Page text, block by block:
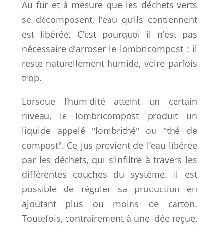
Au fur et à mesure que les déchets verts
se décomposent, l’eau qu’ils contiennent
est libérée. C’est pourquoi il n’est pas
nécessaire d’arroser le lombricompost : il
reste naturellement humide, voire parfois
trop.
Lorsque l’humidité atteint un certain
niveau, le lombricompost produit un
liquide appelé "lombrithé" ou "thé de
compost". Ce jus provient de l’eau libérée
par les déchets, qui s’infiltre à travers les
différentes couches du système. Il est
possible de réguler sa production en
ajoutant plus ou moins de carton.
Toutefois, contrairement à une idée reçue,